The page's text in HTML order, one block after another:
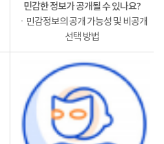
민감한 정보가 공개될 수 있나요?
ㆍ민감정보의 공개 가능성 및 비공개
선택 방법